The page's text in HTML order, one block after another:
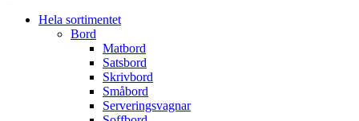
Hela sortimentet
Bord
Matbord
Satsbord
Skrivbord
Småbord
Serveringsvagnar